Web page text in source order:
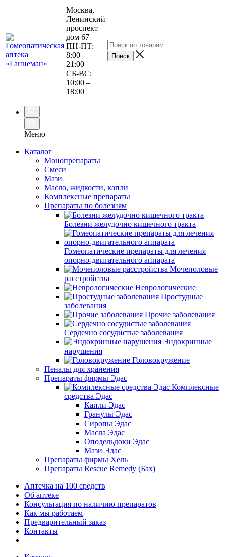
Москва,
Ленинский
проспект
дом 67
ПН-ПТ:
8:00 –
21:00
СБ-ВС:
10:00 –
18:00
Меню
Каталог
Монопрепараты
Смеси
Мази
Масло, жидкости, капли
Комплексные препараты
Препараты по болезням
Болезни желудочно кишечного тракта
Гомеопатические препараты для лечения
опорно-двигательного аппарата
Мочеполовые
расстройства
Неврологические
Простудные
заболевания
Прочие заболевания
Сердечно сосудистые заболевания
Эндокринные
нарушения
Головокружение
Пеналы для хранения
Препараты фирмы Эдас
Комплексные
средства Эдас
Капли Эдас
Гранулы Эдас
Сиропы Эдас
Масла Эдас
Оподельдоки Эдас
Мази Эдас
Препараты фирмы Хель
Препараты Rescue Remedy (Бах)
Аптечка на 100 средств
Об аптеке
Консультация по наличию препаратов
Как мы работаем
Предварительный заказ
Контакты